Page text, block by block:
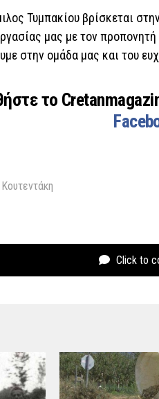
Τυμπακίου βρίσκεται
μας με τον
στην ομάδα μας και του
το
Click to